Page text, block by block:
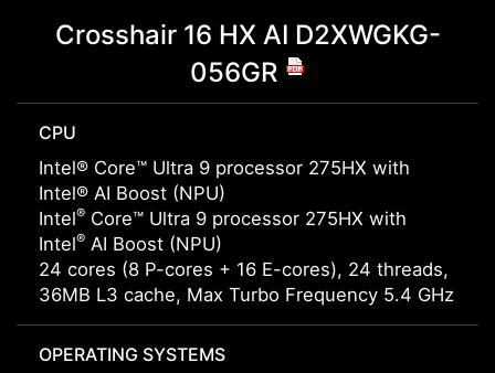
Crosshair 16 HX AI D2XWGKG-
056GR
CPU
Intel® Core™ Ultra 9 processor 275HX with
Intel® AI Boost (NPU)
Intel® Core™ Ultra 9 processor 275HX with
Intel® AI Boost (NPU)
24 cores (8 P-cores + 16 E-cores), 24 threads,
36MB L3 cache, Max Turbo Frequency 5.4 GHz
OPERATING SYSTEMS